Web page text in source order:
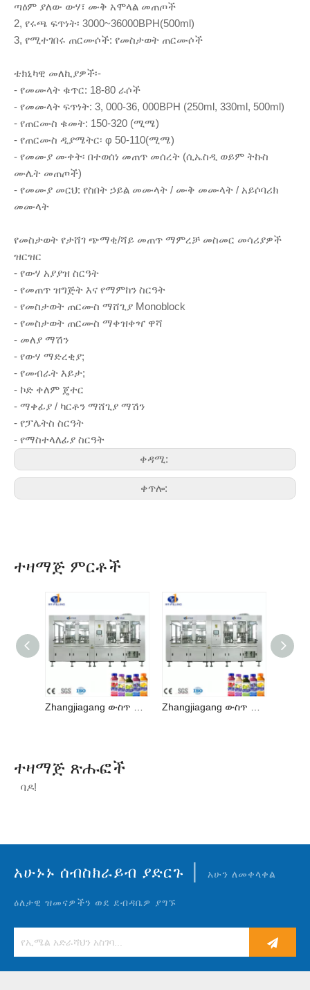
ጣዕም ያለው ውሃ፣ ሙቅ አሞላል መጠጦች
2, የሩጫ ፍጥነት፡ 3000~36000BPH(500ml)
3, የሚተገበሩ ጠርሙሶች: የመስታወት ጠርሙሶች
ቴክኒካዊ መለኪያዎች፡-
- የመሙላት ቁጥር: 18-80 ራሶች
- የመሙላት ፍጥነት: 3, 000-36, 000BPH (250ml, 330ml, 500ml)
- የጠርሙስ ቁመት: 150-320 (ሚሜ)
- የጠርሙስ ዲያሜትር፡ φ 50-110(ሚሜ)
- የመሙያ ሙቀት፡ በተወሰነ መጠጥ መሰረት (ሲኤስዲ ወይም ትኩስ
ሙሌት መጠጦች)
- የመሙያ መርህ: የስበት ኃይል መሙላት / ሙቅ መሙላት / አይሶባሪክ
መሙላት
የመስታወት የታሸገ ጭማቂ/ሻይ መጠጥ ማምረቻ መስመር መሳሪያዎች
ዝርዝር
- የውሃ አያያዝ ስርዓት
- የመጠጥ ዝግጅት እና የማምከን ስርዓት
- የመስታወት ጠርሙስ ማሸጊያ Monoblock
- የመስታወት ጠርሙስ ማቀዝቀዣ ዋሻ
- መለያ ማሽን
- የውሃ ማድረቂያ;
- የመብራት እይታ;
- ኮድ ቀለም ጄተር
- ማቀፊያ / ካርቶን ማሸጊያ ማሽን
- የፓሌትስ ስርዓት
- የማስተላለፊያ ስርዓት
ቀዳሚ:
ቀጥሎ:
ተዛማጅ ምርቶች
ተዛማጅ ጽሑፎች
ባዶ!
አሁኑኑ ሰብስክራይብ ያድርጉ | አሁን ለመቀላቀል
ዕለታዊ ዝመናዎችን ወደ ደብዳቤዎ ያግኙ